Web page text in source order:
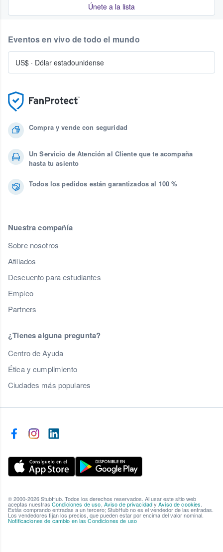
Únete a la lista
Compra y vende con seguridad
Un Servicio de Atención al Cliente que te acompaña
hasta tu asiento
Todos los pedidos están garantizados al 100 %
Nuestra compañía
Sobre nosotros
Afiliados
Descuento para estudiantes
Empleo
Partners
¿Tienes alguna pregunta?
Centro de Ayuda
Ética y cumplimiento
Ciudades más populares
Eventos en vivo de todo el mundo
US$ · Dólar estadounidense
© 2000-2026 StubHub. Todos los derechos reservados. Al usar este sitio web
aceptas nuestras Condiciones de uso, Aviso de privacidadyAviso de cookies.
Estás comprando entradas a un tercero; StubHub no es el vendedor de las entradas.
Los vendedores fijan los precios, que pueden estar por encima del valor nominal.
Notificaciones de cambio en las Condiciones de uso